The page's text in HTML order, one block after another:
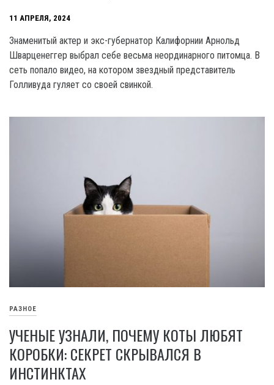
11 АПРЕЛЯ, 2024
Знаменитый актер и экс-губернатор Калифорнии Арнольд
Шварценеггер выбрал себе весьма неординарного питомца. В
сеть попало видео, на котором звездный представитель
Голливуда гуляет со своей свинкой.
РАЗНОЕ
УЧЕНЫЕ УЗНАЛИ, ПОЧЕМУ КОТЫ ЛЮБЯТ
КОРОБКИ: СЕКРЕТ СКРЫВАЛСЯ В
ИНСТИНКТАХ